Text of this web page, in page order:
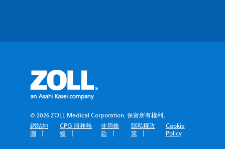
© 2026 ZOLL Medical Corporation. 保留所有權利。
網站地
圖
CPG 服務熱
線
使用條
款
隱私權政
策
Cookie
Policy